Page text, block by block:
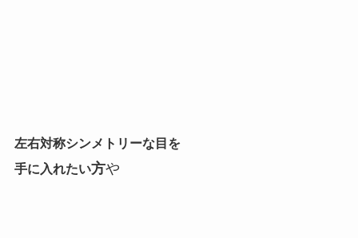
左右対称シンメトリーな目を
手に入れたい方や